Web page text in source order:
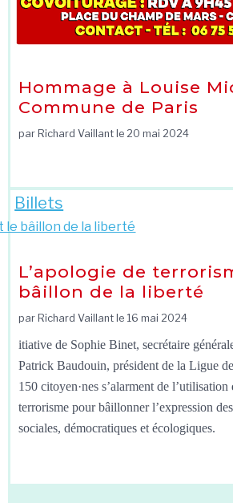
Hommage à Louise
Commune de Paris
par Richard Vaillant le 20 mai 2024
Billets
L’apologie de
bâillon de la liberté
par Richard Vaillant le 16 mai 2024
itiative de Sophie Binet, secrétaire
Patrick Baudouin, président de la Ligue
150 citoyen·nes s’alarment de l’utilisation
terrorisme pour bâillonner l’expression
sociales, démocratiques et écologiques.